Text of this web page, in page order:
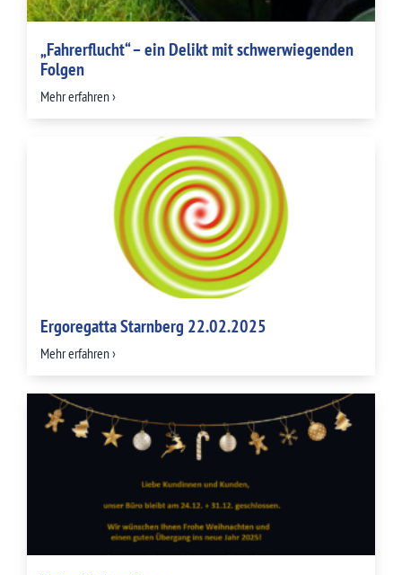
„Fahrerflucht“ – ein Delikt mit schwerwiegenden
Folgen
Mehr erfahren ›
Ergoregatta Starnberg 22.02.2025
Mehr erfahren ›